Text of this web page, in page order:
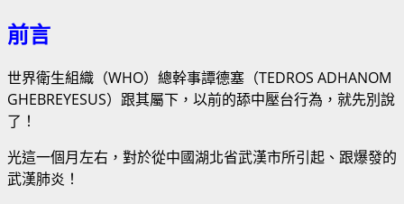
前言
世界衛生組織（WHO）總幹事譚德塞（TEDROS ADHANOM
GHEBREYESUS）跟其屬下，以前的舔中壓台行為，就先別說
了！
光這一個月左右，對於從中國湖北省武漢市所引起、跟爆發的
武漢肺炎！